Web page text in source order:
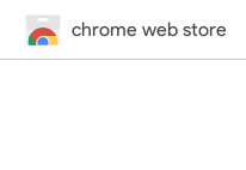
chrome web store